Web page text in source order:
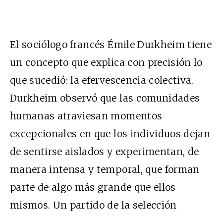
El sociólogo francés Émile Durkheim tiene
un concepto que explica con precisión lo
que sucedió: la efervescencia colectiva.
Durkheim observó que las comunidades
humanas atraviesan momentos
excepcionales en que los individuos dejan
de sentirse aislados y experimentan, de
manera intensa y temporal, que forman
parte de algo más grande que ellos
mismos. Un partido de la selección